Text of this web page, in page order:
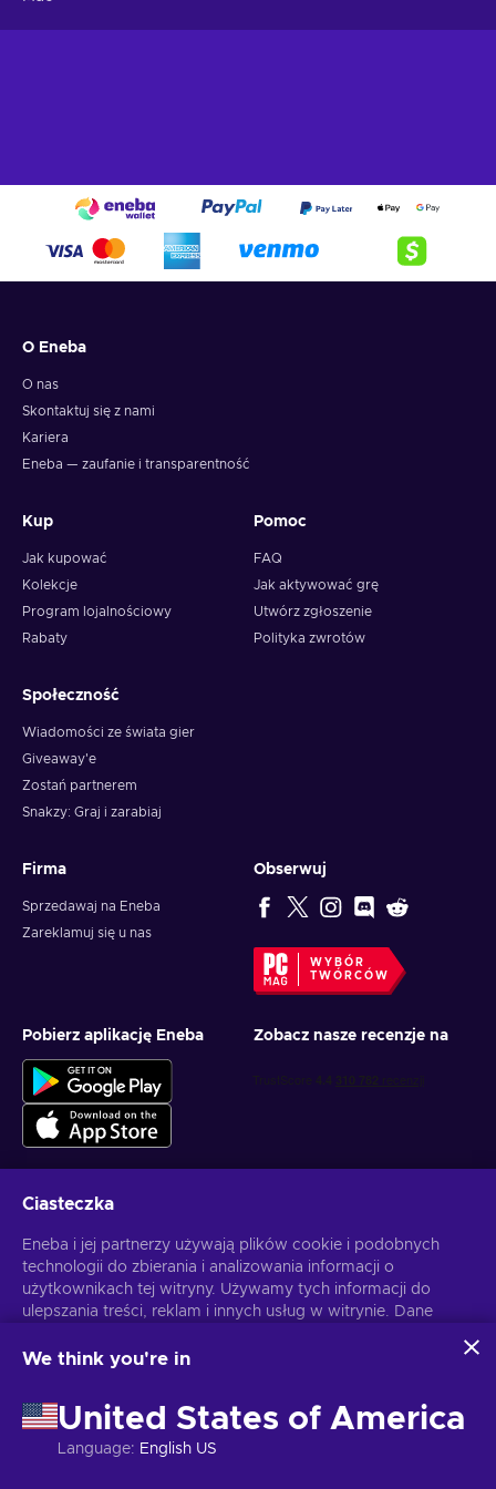
O Eneba
O nas
Skontaktuj się z nami
Kariera
Eneba — zaufanie i transparentność
Kup
Jak kupować
Kolekcje
Program lojalnościowy
Rabaty
Pomoc
FAQ
Jak aktywować grę
Utwórz zgłoszenie
Polityka zwrotów
Społeczność
Wiadomości ze świata gier
Giveaway'e
Zostań partnerem
Snakzy: Graj i zarabiaj
Firma
Sprzedawaj na Eneba
Zareklamuj się u nas
Obserwuj
WYBÓR
TWÓRCÓW
Pobierz aplikację Eneba Zobacz nasze recenzje na
Subskrybuj
Możesz anulować subskrypcję w dowolnej chwili. Sprawdź Politykę
Ciasteczka
Eneba i jej partnerzy używają plików cookie i podobnych
technologii do zbierania i analizowania informacji o
użytkownikach tej witryny. Używamy tych informacji do
ulepszania treści, reklam i innych usług w witrynie. Dane
do personalizacji reklam.
korzystanie z tych technologii przez firmę Eneba i jej
partnerów. Zgodę można dostosować, klikając przycisk
"Dostosuj".
We think you're in
United States of America
Language: English US